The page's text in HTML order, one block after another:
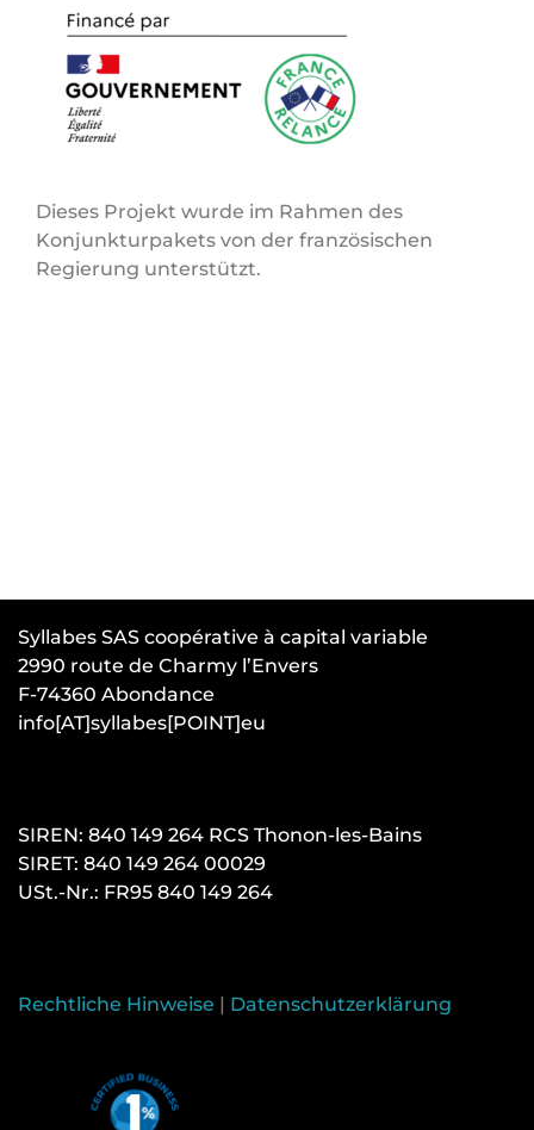
Dieses Projekt wurde im Rahmen des
Konjunkturpakets von der französischen
Regierung unterstützt.
Syllabes SAS coopérative à capital variable
2990 route de Charmy l’Envers
F-74360 Abondance
info[AT]syllabes[POINT]eu
SIREN: 840 149 264 RCS Thonon-les-Bains
SIRET: 840 149 264 00029
USt.-Nr.: FR95 840 149 264
Rechtliche Hinweise Datenschutzerklärung